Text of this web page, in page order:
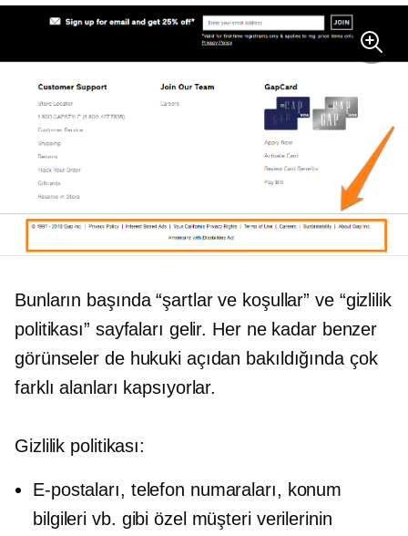
Bunların başında “şartlar ve koşullar” ve “gizlilik
politikası” sayfaları gelir. Her ne kadar benzer
görünseler de hukuki açıdan bakıldığında çok
farklı alanları kapsıyorlar.
Gizlilik politikası:
E-postaları, telefon numaraları, konum
bilgileri vb. gibi özel müşteri verilerinin